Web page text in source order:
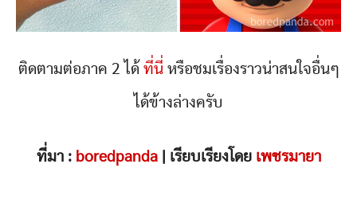
ติดตามต่อภาค 2 ได้ ที่นี่หรือชมเรื่องราวน่าสนใจอื่นๆ
ได้ข้างล่างครับ
ที่มา : boredpanda| เรียบเรียงโดย เพชรมายา